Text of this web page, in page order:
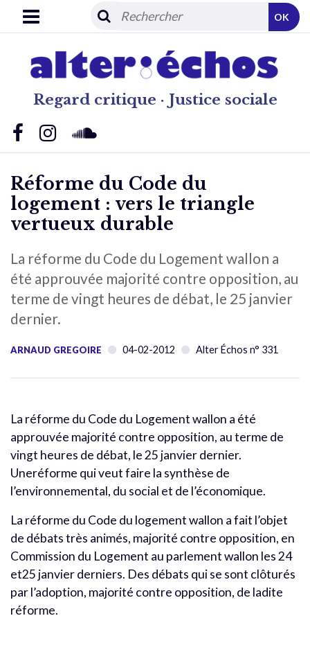
Regard critique · Justice sociale
OK
Réforme du Code du
logement : vers le triangle
vertueux durable
La réforme du Code du Logement wallon a
été approuvée majorité contre opposition, au
terme de vingt heures de débat, le 25 janvier
dernier.
ARNAUD GREGOIRE 04-02-2012 Alter Échos n° 331
La réforme du Code du Logement wallon a été
approuvée majorité contre opposition, au terme de
vingt heures de débat, le 25 janvier dernier.
Uneréforme qui veut faire la synthèse de
l’environnemental, du social et de l’économique.
La réforme du Code du logement wallon a fait l’objet
de débats très animés, majorité contre opposition, en
Commission du Logement au parlement wallon les 24
et25 janvier derniers. Des débats qui se sont clôturés
par l’adoption, majorité contre opposition, de ladite
réforme.